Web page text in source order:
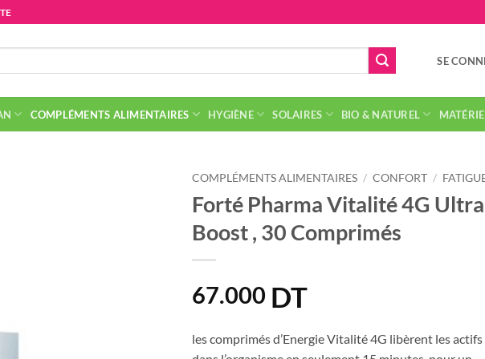
SE
COMPLÉMENTS ALIMENTAIRES HYGIÈNE SOLAIRES BIO & NATUREL
COMPLÉMENTS ALIMENTAIRES / CONFORT /
Forté Pharma Vitalité 4G Ultra
Boost , 30 Comprimés
67.000 DT
les comprimés d’Energie Vitalité 4G libèrent les actifs